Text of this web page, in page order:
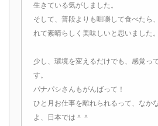
生きている気がしました。
そして、普段よりも咀嚼して食べたら
れて素晴らしく美味しいと思いました。
少し、環境を変えるだけでも、感覚っ
す。
パナパシさんもがんばって！
ひと月お仕事を離れられるって、なか
よ、日本では＾＾